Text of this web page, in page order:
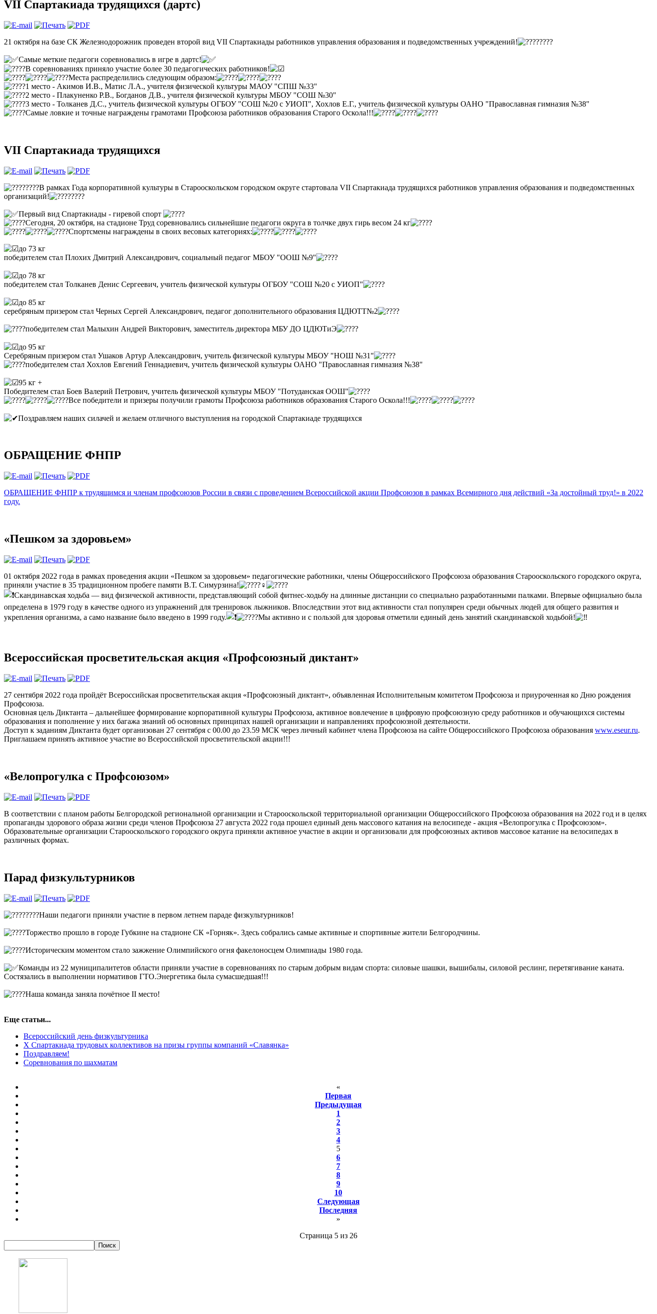
VII Спартакиада трудящихся (дартс)
21 октября на базе СК Железнодорожник проведен второй вид VII Спартакиады работников управления образования и подведомственных учреждений!
Самые меткие педагоги соревновались в игре в дартс!
В соревнованиях приняло участие более 30 педагогических работников!
Места распределились следующим образом:
1 место - Акимов И.В., Матис Л.А., учителя физической культуры МАОУ "СПШ №33"
2 место - Плакуненко Р.В., Богданов Д.В., учителя физической культуры МБОУ "СОШ №30"
3 место - Толканев Д.С., учитель физической культуры ОГБОУ "СОШ №20 с УИОП", Хохлов Е.Г., учитель физической культуры ОАНО "Православная гимназия №38"
Самые ловкие и точные награждены грамотами Профсоюза работников образования Старого Оскола!!!
VII Спартакиада трудящихся
В рамках Года корпоративной культуры в Старооскольском городском округе стартовала VII Спартакиада трудящихся работников управления образования и подведомственных
организаций!
Первый вид Спартакиады - гиревой спорт​
Сегодня, 20 октября, на стадионе Труд соревновались сильнейшие педагоги округа в толчке двух гирь весом 24 кг
Спортсмены награждены в своих весовых категориях:
до 73 кг​
победителем стал Плохих Дмитрий Александрович, социальный педагог МБОУ "ООШ №9"
до 78 кг
победителем стал Толканев Денис Сергеевич, учитель физической культуры ОГБОУ "СОШ №20 с УИОП"
до 85 кг​
серебряным призером стал Черных Сергей Александрович, педагог дополнительного образования ЦДЮТТ№2
победителем стал Малыхин Андрей Викторович, заместитель директора МБУ ДО ЦДЮТиЭ
до 95 кг
Серебряным призером стал Ушаков Артур Александрович, учитель физической культуры МБОУ "НОШ №31"
победителем стал Хохлов Евгений Геннадиевич, учитель физической культуры ОАНО "Православная гимназия №38"
95 кг +
Победителем стал Боев Валерий Петрович, учитель физической культуры МБОУ "Потуданская ООШ"
Все победители и призеры получили грамоты Профсоюза работников образования Старого Оскола!!!
Поздравляем наших силачей и желаем отличного выступления на городской Спартакиаде трудящихся
ОБРАЩЕНИЕ ФНПР
ОБРАЩЕНИЕ ФНПР к трудящимся и членам профсоюзов России в связи с проведением Всероссийской акции Профсоюзов в рамках Всемирного дня действий «За достойный труд!» в 2022
году.
«Пешком за здоровьем»
01 октября 2022 года в рамках проведения акции «Пешком за здоровьем» педагогические работники, члены Общероссийского Профсоюза образования Старооскольского городского округа,
приняли участие в 35 традиционном пробеге памяти В.Т. Симурзина!
Скандинавская ходьба — вид физической активности, представляющий собой фитнес-ходьбу на длинные дистанции со специально разработанными палками. Впервые официально была
определена в 1979 году в качестве одного из упражнений для тренировок лыжников. Впоследствии этот вид активности стал популярен среди обычных людей для общего развития и
укрепления организма, а само название было введено в 1999 году.
Мы активно и с пользой для здоровья отметили единый день занятий скандинавской ходьбой!
Всероссийская просветительская акция «Профсоюзный диктант»
27 сентября 2022 года пройдёт Всероссийская просветительская акция «Профсоюзный диктант», объявленная Исполнительным комитетом Профсоюза и приуроченная ко Дню рождения
Профсоюза.
Основная цель Диктанта – дальнейшее формирование корпоративной культуры Профсоюза, активное вовлечение в цифровую профсоюзную среду работников и обучающихся системы
образования и пополнение у них багажа знаний об основных принципах нашей организации и направлениях профсоюзной деятельности.
Доступ к заданиям Диктанта будет организован 27 сентября с 00.00 до 23.59 МСК через личный кабинет члена Профсоюза на сайте Общероссийского Профсоюза образования www.eseur.ru.
Приглашаем принять активное участие во Всероссийской просветительской акции!!!
«Велопрогулка с Профсоюзом»
В соответствии с планом работы Белгородской региональной организации и Старооскольской территориальной организации Общероссийского Профсоюза образования на 2022 год и в целях
пропаганды здорового образа жизни среди членов Профсоюза 27 августа 2022 года прошел единый день массового катания на велосипеде - акция «Велопрогулка с Профсоюзом».
Образовательные организации Старооскольского городского округа приняли активное участие в акции и организовали для профсоюзных активов массовое катание на велосипедах в
различных формах.
Парад физкультурников
Наши педагоги приняли участие в первом летнем параде физкультурников!
Торжество прошло в городе Губкине на стадионе СК «Горняк». Здесь собрались самые активные и спортивные жители Белгородчины.
Историческим моментом стало зажжение Олимпийского огня факелоносцем Олимпиады 1980 года.
Команды из 22 муниципалитетов области приняли участие в соревнованиях по старым добрым видам спорта: силовые шашки, вышибалы, силовой реслинг, перетягивание каната.
Состязались в выполнении нормативов ГТО.Энергетика была сумасшедшая!!!
Наша команда заняла почётное II место!
Еще статьи...
Всероссийский день физкультурника
X Спартакиада трудовых коллективов на призы группы компаний «Славянка»
Поздравляем!
Соревнования по шахматам
«
Первая
Предыдущая
1
2
3
4
5
6
7
8
9
10
Следующая
Последняя
»
Страница 5 из 26